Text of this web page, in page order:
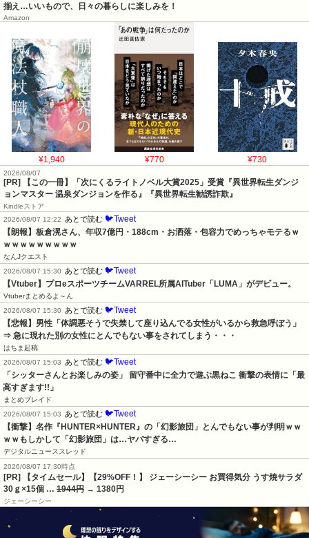
揃え…いいもので、日々の暮らしに楽しみを！
Amazon
¥1,940 ¥770 ¥730
2026/08/07
[PR] 【この一冊】「次にくるライトノベル大賞2025」受賞『異世界転生ダンジ
ョンマスター 温泉ダンジョンを作る』『異世界転生勧誘詐欺』
Kindleストア
2026/08/07 12:22
あとで読む 🐦Tweet
【朗報】板倉滉さん、年収7億円・188cm・お洒落・包容力でめっちゃモテるｗ
ｗｗｗｗｗｗｗｗｗ
なんJクエスト
2026/08/07 15:30
あとで読む 🐦Tweet
【Vtuber】プロeスポーツチームVARREL所属AITuber「LUMA」がデビュー。
Vtuberまとめるよ～ん
2026/08/07 15:30
あとで読む 🐦Tweet
【悲報】男性「体調悪そうで失禁して座り込んでる女性がいるから救急呼ぼう」
⇒ 急に現れた別の女性にとんでもない事をされてしまう・・・
はちま起稿
2026/08/07 15:03
あとで読む 🐦Tweet
「シッターさんとお楽しみの姿」 留守番中に全力で遊ぶ黒ねこ 衝撃の表情に「最
高すぎます!!」
まとめブレイド
2026/08/07 15:03
あとで読む 🐦Tweet
【衝撃】名作『HUNTER×HUNTER』の「幻影旅団」とんでもない事が判明ｗｗ
ｗｗもしかして「幻影旅団」は…ヤバすぎる…
デジタルニューススレッド
2026/08/07 17:30時点
[PR] 【タイムセール】【29%OFF！】 ジェーシーシー お買得気分 うす焼サラダ
30ｇ×15個 … 1944円 → 1380円
ジェーシーシー